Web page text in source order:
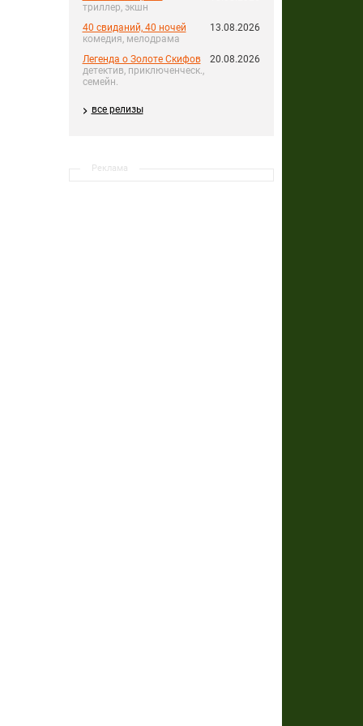
триллер, экшн
40 свиданий, 40 ночей
комедия, мелодрама
13.08.2026
Легенда о Золоте Скифов
детектив, приключенческ.,
семейн.
20.08.2026
все релизы
Реклама